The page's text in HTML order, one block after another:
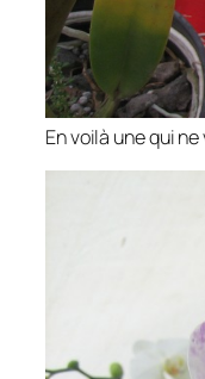
En voilà une qui